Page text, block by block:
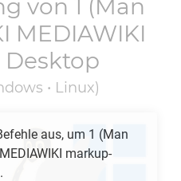
von 1 (Man
MEDIAWIKI
• Linux)
aus, um 1 (Man
markup-